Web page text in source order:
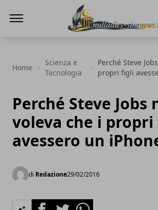
Home
Scienza e
Tecnologia
Perché Steve
propri figli
Perché Steve Jobs
voleva che i
avessero un
di Redazione29/02/2016
FacebookTwitterWhatsapp